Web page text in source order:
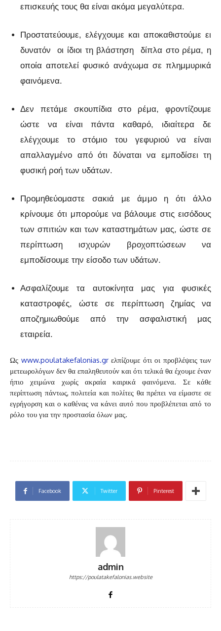
επισκευής τους θα είναι ακόμα μεγαλύτερα.
Προστατεύουμε, ελέγχουμε και αποκαθιστούμε ει
δυνατόν οι ίδιοι τη βλάστηση δίπλα στο ρέμα, η
οποία αποτελεί φυσικό ανάχωμα σε πλημμυρικά
φαινόμενα.
Δεν πετάμε σκουπίδια στο ρέμα, φροντίζουμε
ώστε να είναι πάντα καθαρό, ιδιαίτερα δε
ελέγχουμε το στόμιο του γεφυριού να είναι
απαλλαγμένο από ότι δύναται να εμποδίσει τη
φυσική ροή των υδάτων.
Προμηθεύομαστε σακιά με άμμο η ότι άλλο
κρίνουμε ότι μπορούμε να βάλουμε στις εισόδους
των σπιτιών και των καταστημάτων μας, ώστε σε
περίπτωση ισχυρών βροχοπτώσεων να
εμποδίσουμε την είσοδο των υδάτων.
Ασφαλίζουμε τα αυτοκίνητα μας για φυσικές
καταστροφές, ώστε σε περίπτωση ζημίας να
αποζημιωθούμε από την ασφαλιστική μας
εταιρεία.
Ως www.poulatakefalonias.grελπίζουμε ότι οι προβλέψεις των
μετεωρολόγων δεν θα επαληθευτούν και ότι τελικά θα έχουμε έναν
ήπιο χειμώνα χωρίς ακραία καιρικά φαινόμενα. Σε κάθε
περίπτωση πάντως, πολιτεία και πολίτες θα πρέπει να είμαστε σε
εγρήγορση και ο καθένας να κάνει αυτό που προβλέπεται από το
ρόλο του για την προστασία όλων μας.
Facebook Twitter Pinterest
admin
https://poulatakefalonias.website